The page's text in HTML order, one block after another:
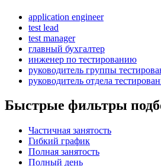
application engineer
test lead
test manager
главный бухгалтер
инженер по тестированию
руководитель группы
руководитель отдела
Быстрые фильтры
Частичная занятость
Гибкий график
Полная занятость
Полный день